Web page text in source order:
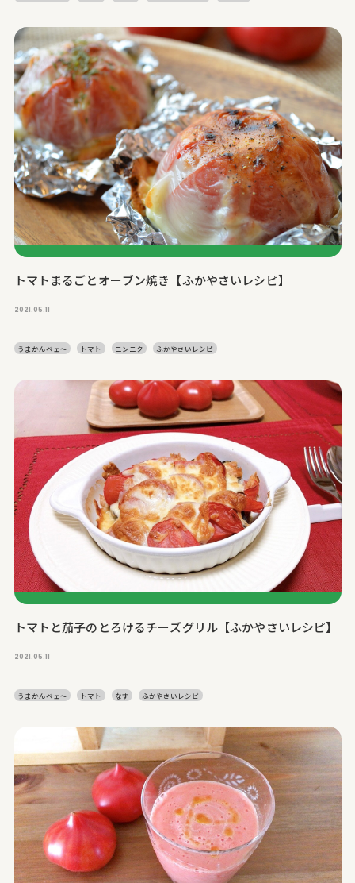
トマトまるごとオーブン焼き【ふかやさいレシピ】
2021.05.11
うまかんベェ～ トマト ニンニク ふかやさいレシピ
トマトと茄子のとろけるチーズグリル【ふかやさいレシピ】
2021.05.11
うまかんベェ～ トマト なす ふかやさいレシピ